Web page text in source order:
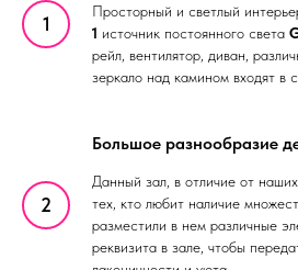
Просторный и светлый
1 источник постоянного света
рейл, вентилятор, диван,
зеркало над камином входят в
Большое разнообразие
Данный зал, в отличие от
тех, кто любит наличие
разместили в нем различные
реквизита в зале, чтобы